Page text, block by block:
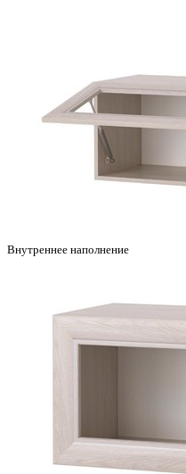
Внутреннее наполнение